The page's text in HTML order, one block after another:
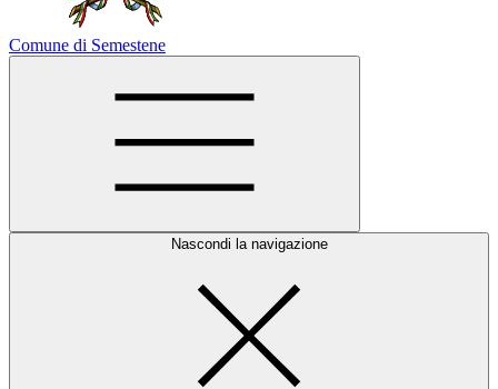
Comune di Semestene
Nascondi la navigazione